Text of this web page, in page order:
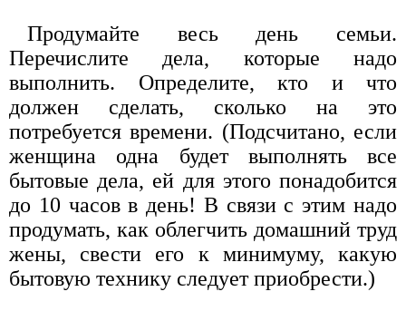
Продумайте весь день семьи.
Перечислите дела, которые надо
выполнить. Определите, кто и что
должен сделать, сколько на это
потребуется времени. (Подсчитано, если
женщина одна будет выполнять все
бытовые дела, ей для этого понадобится
до 10 часов в день! В связи с этим надо
продумать, как облегчить домашний труд
жены, свести его к минимуму, какую
бытовую технику следует приобрести.)